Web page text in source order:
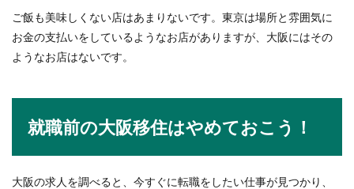
ご飯も美味しくない店はあまりないです。東京は場所と雰囲気に
お金の支払いをしているようなお店がありますが、大阪にはその
ようなお店はないです。
就職前の大阪移住はやめておこう！
大阪の求人を調べると、今すぐに転職をしたい仕事が見つかり、